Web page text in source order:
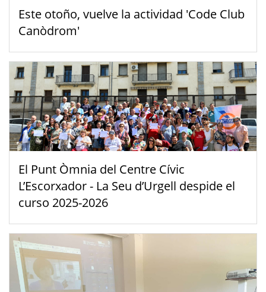
Este otoño, vuelve la actividad 'Code Club
Canòdrom'
El Punt Òmnia del Centre Cívic
L’Escorxador - La Seu d’Urgell despide el
curso 2025-2026